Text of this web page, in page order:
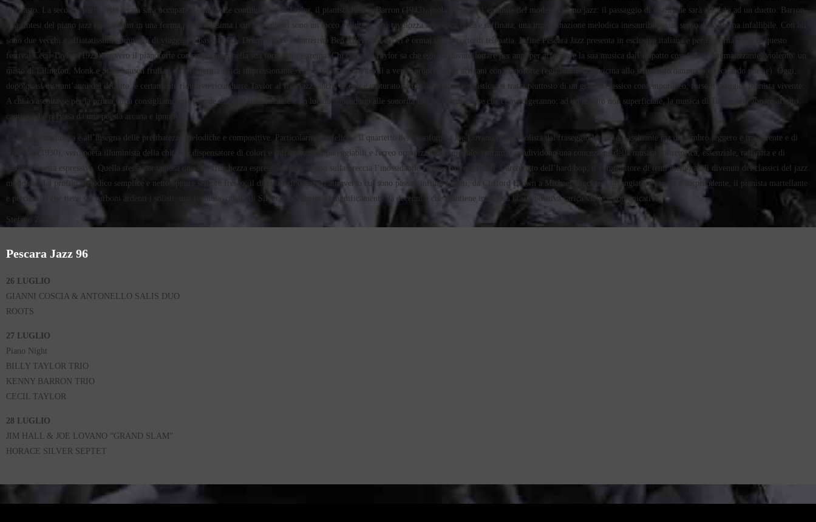
più vasto. La seconda parte della serata sarà occupata da un ideale continuatore di Taylor, il pianista Kenny Barron (1943), probabilmente l’epitome del moderno piano jazz: il passaggio di testimone sarà affidato ad un duetto. Barron
è la sintesi del piano jazz mainstream in una forma personalissima i cui ingredienti sono un tocco vellutato, una tavolozza armonica ricca e raffinata, una immaginazione melodica inesauribile e un senso della forma infallibile. Con lui
sono due vecchi e affiatatissimi compagni di viaggio, il bassista Ray Drummond e il batterista Ben Riley, con cui vi è ormai un rapporto di telepatia. Infine Pescara Jazz presenta in esclusiva italiana e per la prima volta in questo
festival Cecil Taylor (1929), ovvero il pianoforte contemporaneo nella sua forma più estrema. Chi conosce Taylor sa che egli ha dovuto lottare per anni per affermare la sua musica dall’impatto così fisico, traumatizzante, violento: un
misto di Ellington, Monk e Stockhausen frullati da un’energia fisica impressionante, che avvicina i suoi assoli a veri e propri rituali africani con pianoforte (egli infatti si avvicina allo strumento danzando e recitando poesie). Oggi,
dopo quasi quarant’anni dal debutto, è certamente riduttivo ricondurre Taylor al free jazz, anche se egli è maturato in quella temperie stilistica: si tratta piuttosto di un grande classico contemporaneo, forse il maggior pianista vivente.
A chi lo ascoltasse per la prima volta consigliamo una grande disponibilità mentale e un lucido abbandono alle sonorità liriche e tempestose che ci avvolgeranno: ad un ascolto non superficiale, la musica di Taylor non appare affatto
caotica ed è pervasa da una poesia arcana e ipnotica.
La serata conclusiva è all’insegna delle prelibatezze melodiche e compositive. Particolarmente felice è il quartetto del sassofonista Joe Lovano (1952) solista dal fraseggio lucido e trascinante ma dal timbro leggero e trasparente e di
Jim Hall (1930), vero poeta illuminista della chitarra, dispensatore di colori e raffinatezze impareggiabili e ferreo organizzatore musicale: entrambi condividono una concezione della musica antiretorica, essenziale, raffinata e di
assoluta onestà espressiva. Quella stessa contagiosa onestà e freschezza espressive che tengono sulla breccia l’inossidabile Horace Silver (1928), l’architetto dell’hard bop, il compositore di temi memorabili divenuti dei classici del jazz
moderno, dal profilo melodico semplice e netto eppure sempre fresco, il direttore di quintetti attraverso cui sono passati infiniti talenti, da Clifford Brown a Michael Brecker, l’arrangiatore sagace e sorprendente, il pianista martellante
e percussivo che tiene sui carboni ardenti i solisti: una formula, quella di Silver, che funziona magnificamente da decenni e che mantiene inalterata la sua positiva carica vitale e comunicativa.
Stefano Zenni
Pescara Jazz 96
26 LUGLIO
GIANNI COSCIA & ANTONELLO SALIS DUO
ROOTS
27 LUGLIO
Piano Night
BILLY TAYLOR TRIO
KENNY BARRON TRIO
CECIL TAYLOR
28 LUGLIO
JIM HALL & JOE LOVANO “GRAND SLAM”
HORACE SILVER SEPTET